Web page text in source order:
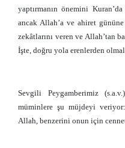
yaptırmanın önemini
ancak Allah’a ve ahiret
zekâtlarını veren ve Allah’tan
İşte, doğru yola erenlerden
Sevgili Peygamberimiz
müminlere şu müjdeyi
Allah, benzerini onun için